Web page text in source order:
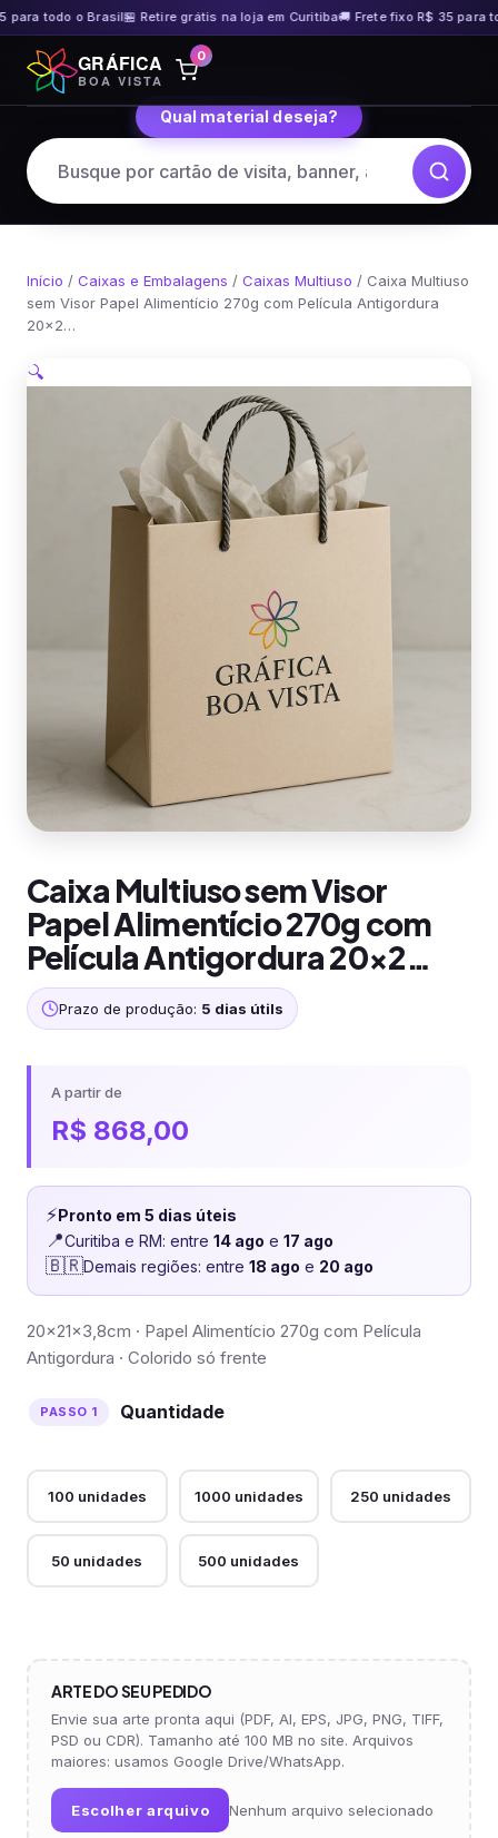
todo o Brasil🏪 Retire grátis na loja em Curitiba🚚 Frete fixo R$ 35 para
Pular
para
o
GRÁFICA
BOA VISTA
0
Qual material deseja?
Início / Caixas e Embalagens / Caixas Multiuso / Caixa Multiuso
sem Visor Papel Alimentício 270g com Película Antigordura
20×2…
🔍
Caixa Multiuso sem Visor
Papel Alimentício 270g com
Película Antigordura 20×2…
Prazo de produção: 5 dias útils
A partir de
R$ 868,00
⚡Pronto em 5 dias úteis
📍Curitiba e RM: entre 14 ago e 17 ago
🇧🇷Demais regiões: entre 18 ago e 20 ago
20x21x3,8cm · Papel Alimentício 270g com Película
Antigordura · Colorido só frente
Quantidade
100 unidades 1000 unidades 250 unidades
50 unidades 500 unidades
ARTE DO SEU PEDIDO
Envie sua arte pronta aqui (PDF, AI, EPS, JPG, PNG, TIFF,
PSD ou CDR). Tamanho até 100 MB no site. Arquivos
maiores: usamos Google Drive/WhatsApp.
Escolher arquivo Nenhum arquivo selecionado